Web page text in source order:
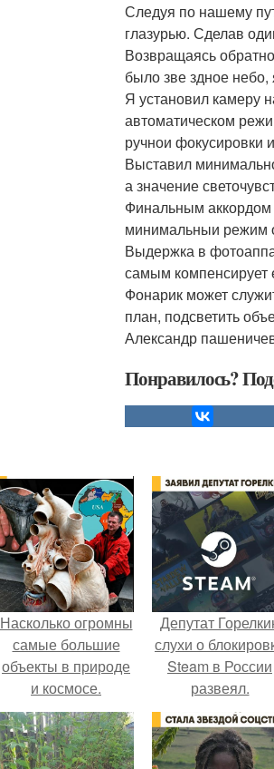
Следуя по нашему
глазурью. Сделав
Возвращаясь
было зве здное
Я установил камеру
автоматическом
ручнои фокусировки
Выставил
а значение
Финальным аккордом
минимальныи режим
Выдержка в
самым компенсирует
Фонарик может
план, подсветить
Александр
Понравилось?
Насколько огромны
самые большие
объекты в природе
и космосе.
Депутат
слухи о
Steam в России
развеял.